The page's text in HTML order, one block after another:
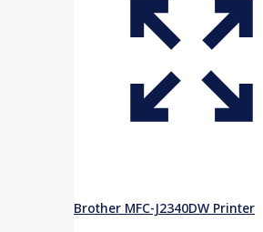
Brother MFC-J2340DW Printer